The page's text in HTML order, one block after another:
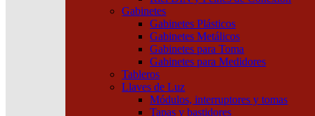
Gabinetes
Gabinetes Plásticos
Gabinetes Metálicos
Gabinetes para Toma
Gabinetes para Medidores
Tableros
Llaves de Luz
Módulos, interruptores y tomas
Tapas y bastidores